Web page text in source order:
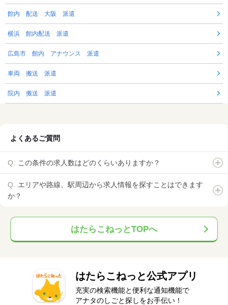
館内 配送 大阪 派遣
横浜 館内配送 派遣
広島市 館内 アナウンス 派遣
車両 搬送 派遣
院内 搬送 派遣
よくあるご質問
この条件の求人数はどのくらいありますか？
エリアや路線、駅周辺から求人情報を探すことはできます
か？
はたらこねっとTOPへ
はたらこねっと公式アプリ
充実の検索機能と便利な通知機能で
アナタのしごと探しをお手伝い！